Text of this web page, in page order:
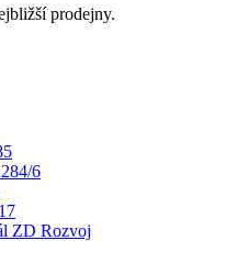
prodejny.
6
ZD Rozvoj